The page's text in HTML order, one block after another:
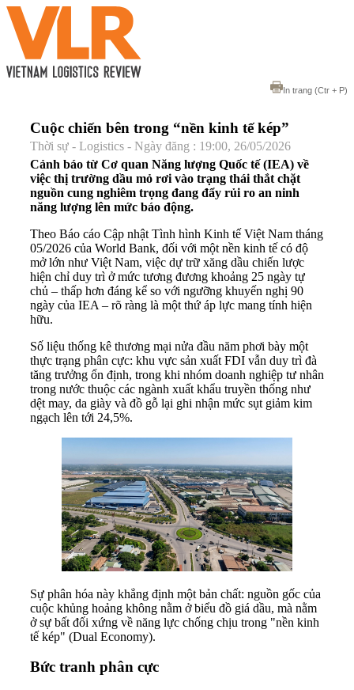
In trang (Ctr + P)
Cuộc chiến bên trong “nền kinh tế kép”
Thời sự - Logistics - Ngày đăng : 19:00, 26/05/2026
Cảnh báo từ Cơ quan Năng lượng Quốc tế (IEA) về
việc thị trường dầu mỏ rơi vào trạng thái thắt chặt
nguồn cung nghiêm trọng đang đẩy rủi ro an ninh
năng lượng lên mức báo động.
Theo Báo cáo Cập nhật Tình hình Kinh tế Việt Nam tháng
05/2026 của World Bank, đối với một nền kinh tế có độ
mở lớn như Việt Nam, việc dự trữ xăng dầu chiến lược
hiện chỉ duy trì ở mức tương đương khoảng 25 ngày tự
chủ – thấp hơn đáng kể so với ngưỡng khuyến nghị 90
ngày của IEA – rõ ràng là một thứ áp lực mang tính hiện
hữu.
Số liệu thống kê thương mại nửa đầu năm phơi bày một
thực trạng phân cực: khu vực sản xuất FDI vẫn duy trì đà
tăng trưởng ổn định, trong khi nhóm doanh nghiệp tư nhân
trong nước thuộc các ngành xuất khẩu truyền thống như
dệt may, da giày và đồ gỗ lại ghi nhận mức sụt giảm kim
ngạch lên tới 24,5%.
Sự phân hóa này khẳng định một bản chất: nguồn gốc của
cuộc khủng hoảng không nằm ở biểu đồ giá dầu, mà nằm
ở sự bất đối xứng về năng lực chống chịu trong "nền kinh
tế kép" (Dual Economy).
Bức tranh phân cực